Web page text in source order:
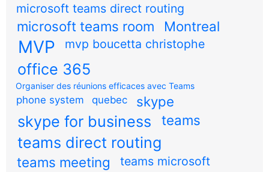
microsoft teams direct routing
microsoft teams room Montreal
MVP mvp boucetta christophe
office 365
Organiser des réunions efficaces avec Teams
phone system quebec skype
skype for business teams
teams direct routing
teams meeting
teams microsoft